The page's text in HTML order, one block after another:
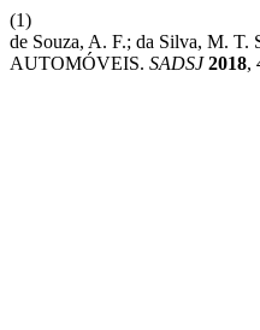
(1)
de Souza, A. F.; da Silva, M.
AUTOMÓVEIS. SADSJ 2018,